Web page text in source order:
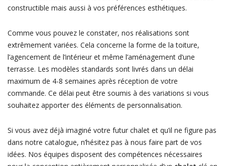
constructible mais aussi à vos préférences esthétiques.
Comme vous pouvez le constater, nos réalisations sont
extrêmement variées. Cela concerne la forme de la toiture,
l’agencement de l’intérieur et même l’aménagement d’une
terrasse. Les modèles standards sont livrés dans un délai
maximum de 4-8 semaines après réception de votre
commande. Ce délai peut être soumis à des variations si vous
souhaitez apporter des éléments de personnalisation.
Si vous avez déjà imaginé votre futur chalet et qu’il ne figure pas
dans notre catalogue, n’hésitez pas à nous faire part de vos
idées. Nos équipes disposent des compétences nécessaires